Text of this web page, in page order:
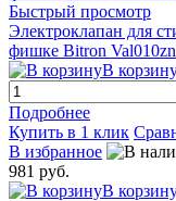
Быстрый просмотр
Электроклапан для
фишке Bitron Val010zn
В
Подробнее
Купить в 1 клик
В избранное
981 руб.
В